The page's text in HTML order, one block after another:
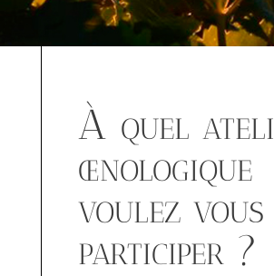
À quel
œnologique
voulez vous
participer ?